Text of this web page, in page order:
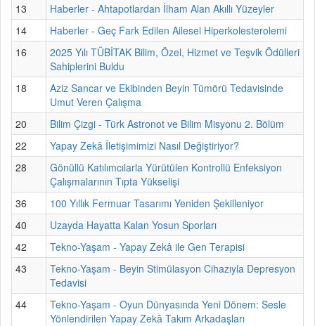
13
Haberler - Ahtapotlardan İlham Alan Akıllı Yüzeyler
14
Haberler - Geç Fark Edilen Ailesel Hiperkolesterolemi
16
2025 Yılı TÜBİTAK Bilim, Özel, Hizmet ve Teşvik Ödülleri
Sahiplerini Buldu
18
Aziz Sancar ve Ekibinden Beyin Tümörü Tedavisinde
Umut Veren Çalışma
20
Bilim Çizgi - Türk Astronot ve Bilim Misyonu 2. Bölüm
22
Yapay Zekâ İletişimimizi Nasıl Değiştiriyor?
28
Gönüllü Katılımcılarla Yürütülen Kontrollü Enfeksiyon
Çalışmalarının Tıpta Yükselişi
36
100 Yıllık Fermuar Tasarımı Yeniden Şekilleniyor
40
Uzayda Hayatta Kalan Yosun Sporları
42
Tekno-Yaşam - Yapay Zekâ ile Gen Terapisi
43
Tekno-Yaşam - Beyin Stimülasyon Cihazıyla Depresyon
Tedavisi
44
Tekno-Yaşam - Oyun Dünyasında Yeni Dönem: Sesle
Yönlendirilen Yapay Zekâ Takım Arkadaşları